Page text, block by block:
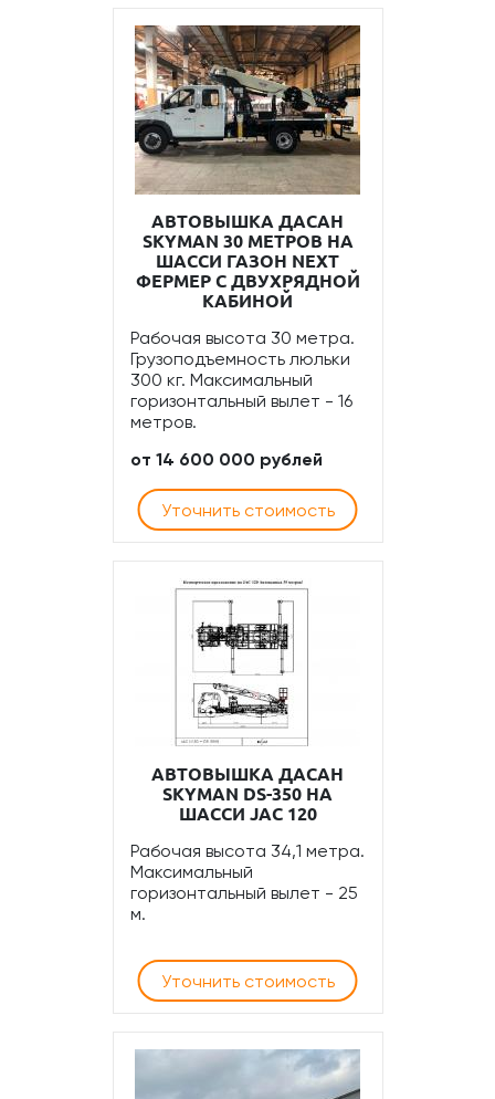
АВТОВЫШКА ДАСАН
SKYMAN 30 МЕТРОВ НА
ШАССИ ГАЗОН NEXT
ФЕРМЕР С ДВУХРЯДНОЙ
КАБИНОЙ
Рабочая высота 30 метра.
Грузоподъемность люльки
300 кг. Максимальный
горизонтальный вылет - 16
метров.
от 14 600 000 рублей
Уточнить стоимость
АВТОВЫШКА ДАСАН
SKYMAN DS-350 НА
ШАССИ JAC 120
Рабочая высота 34,1 метра.
Максимальный
горизонтальный вылет - 25
м.
Уточнить стоимость